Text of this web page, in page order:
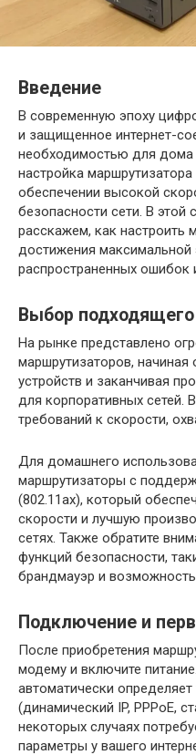
Введение
В современную эпоху
и защищенное интернет-
необходимостью для дома
настройка
обеспечении высокой
безопасности сети. В этой
расскажем, как настроить
достижения
распространенных ошибок
Выбор
На рынке представлено
маршрутизаторов,
устройств и заканчивая
для корпоративных сетей.
требований к скорости,
Для домашнего
маршрутизаторы с
(802.11ax), который
скорости и лучшую
сетях. Также обратите
функций безопасности,
брандмауэр и
Подключение и
После приобретения
модему и включите
автоматически
(динамический IP, PPPoE,
некоторых случаях
параметры у вашего